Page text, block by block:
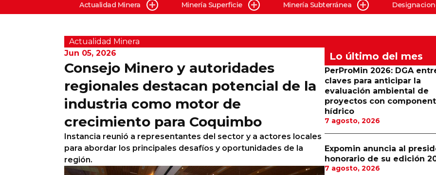
Actualidad Minera
Minería Superficie
Minerí­a Subterránea
Columnas de Opinión
Actualidad Minera Minería Superficie Minería Subterránea
Actualidad Minera
Jun 05, 2026
Consejo Minero y autoridades
regionales destacan potencial de la
industria como motor de
crecimiento para Coquimbo
Instancia reunió a representantes del sector y a actores locales
para abordar los principales desafíos y oportunidades de la
región.
Lo último del mes
PerProMin 2026: DGA
claves para anticipar la
evaluación ambiental de
proyectos con
hídrico
7 agosto, 2026
Expomin anuncia al
honorario de su edición
7 agosto, 2026